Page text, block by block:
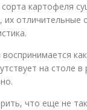
картофеля
их отличительные
на столе
что еще не